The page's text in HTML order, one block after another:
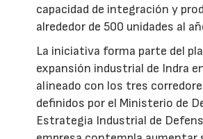
capacidad de integración y
alrededor de 500 unidades al
La iniciativa forma parte del
expansión industrial de Indra
alineado con los tres
definidos por el Ministerio de
Estrategia Industrial de